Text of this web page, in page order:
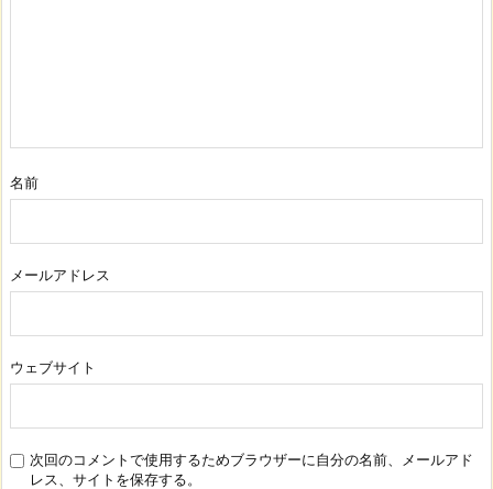
名前
メールアドレス
ウェブサイト
次回のコメントで使用するためブラウザーに自分の名前、メールアド
レス、サイトを保存する。